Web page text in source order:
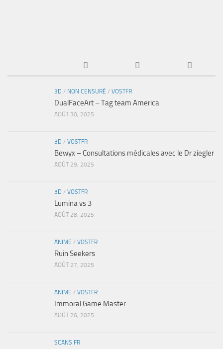
3D / NON CENSURÉ / VOSTFR
DualFaceArt – Tag team America
AOÛT 30, 2025
3D / VOSTFR
Bewyx – Consultations médicales avec le Dr ziegler
AOÛT 29, 2025
3D / VOSTFR
Lumina vs 3
AOÛT 28, 2025
ANIME / VOSTFR
Ruin Seekers
AOÛT 27, 2025
ANIME / VOSTFR
Immoral Game Master
AOÛT 26, 2025
SCANS FR